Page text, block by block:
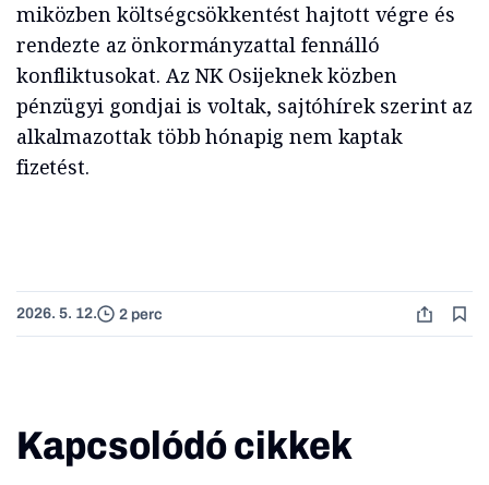
miközben költségcsökkentést hajtott végre és
rendezte az önkormányzattal fennálló
konfliktusokat. Az NK Osijeknek közben
pénzügyi gondjai is voltak, sajtóhírek szerint az
alkalmazottak több hónapig nem kaptak
fizetést.
2026. 5. 12. 2 perc
Kapcsolódó cikkek